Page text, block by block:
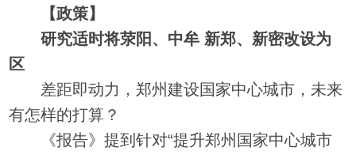
【政策】
研究适时将荥阳、中牟 新郑、新密改设为
区
差距即动力，郑州建设国家中心城市，未来
有怎样的打算？
《报告》提到针对“提升郑州国家中心城市